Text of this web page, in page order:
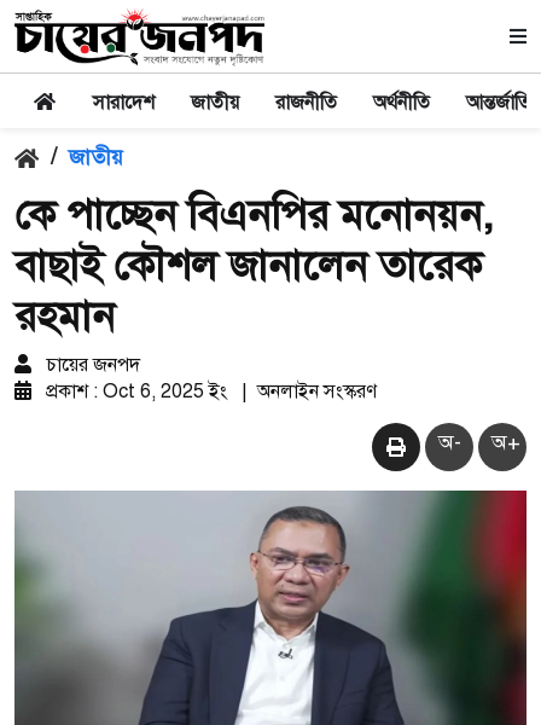
সারাদেশ জাতীয় রাজনীতি অর্থনীতি
/ জাতীয়
কে পাচ্ছেন বিএনপির মনোনয়ন,
বাছাই কৌশল জানালেন তারেক
রহমান
চায়ের জনপদ
প্রকাশ : Oct 6, 2025 ইং
অনলাইন সংস্করণ
অ- অ+